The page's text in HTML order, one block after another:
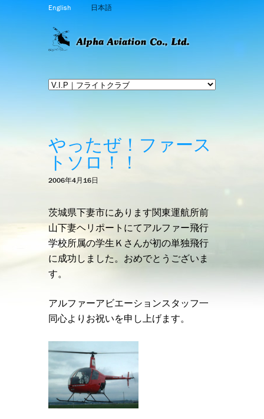
English 日本語
やったぜ！ファース
トソロ！！
2006年4月16日
茨城県下妻市にあります関東運航所前
山下妻ヘリポートにてアルファー飛行
学校所属の学生Ｋさんが初の単独飛行
に成功しました。おめでとうございま
す。
アルファーアビエーションスタッフ一
同心よりお祝いを申し上げます。